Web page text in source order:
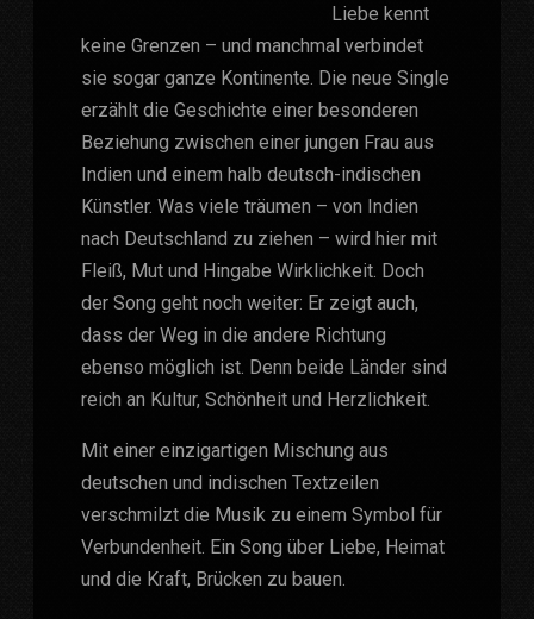
Liebe kennt
keine Grenzen – und manchmal verbindet
sie sogar ganze Kontinente. Die neue Single
erzählt die Geschichte einer besonderen
Beziehung zwischen einer jungen Frau aus
Indien und einem halb deutsch-indischen
Künstler. Was viele träumen – von Indien
nach Deutschland zu ziehen – wird hier mit
Fleiß, Mut und Hingabe Wirklichkeit. Doch
der Song geht noch weiter: Er zeigt auch,
dass der Weg in die andere Richtung
ebenso möglich ist. Denn beide Länder sind
reich an Kultur, Schönheit und Herzlichkeit.
Mit einer einzigartigen Mischung aus
deutschen und indischen Textzeilen
verschmilzt die Musik zu einem Symbol für
Verbundenheit. Ein Song über Liebe, Heimat
und die Kraft, Brücken zu bauen.